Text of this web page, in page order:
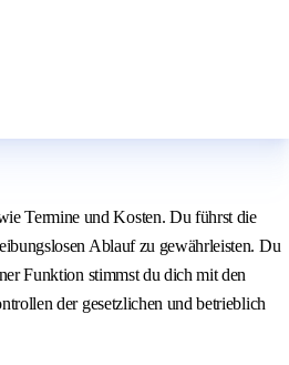
Termine und Kosten. Du führst die
Ablauf zu gewährleisten. Du
Funktion stimmst du dich mit den
der gesetzlichen und betrieblich